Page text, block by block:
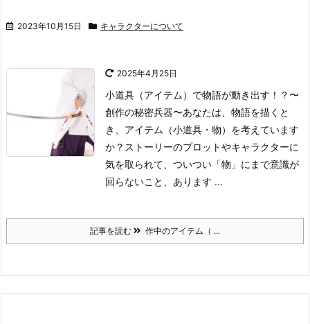
2023年10月15日 キャラクターについて
2025年4月25日
小道具（アイテム）で物語が動き出す！？〜
創作の秘密兵器〜あなたは、物語を描くと
き、アイテム（小道具・物）を考えています
か？ ストーリーのプロットやキャラクターに
気を取られて、ついつい「物」にまで意識が
回らないこと、あります ...
記事を読む 作中のアイテム（ ...